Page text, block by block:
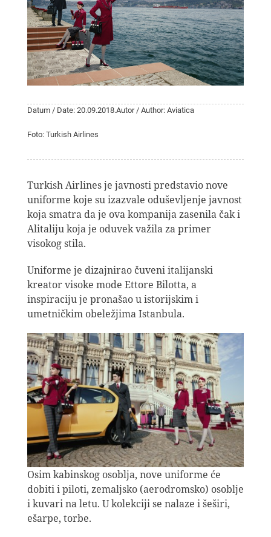
Datum / Date: 20.09.2018.Autor / Author: Aviatica
Foto: Turkish Airlines
Turkish Airlines je javnosti predstavio nove
uniforme koje su izazvale oduševljenje javnost
koja smatra da je ova kompanija zasenila čak i
Alitaliju koja je oduvek važila za primer
visokog stila.
Uniforme je dizajnirao čuveni italijanski
kreator visoke mode Ettore Bilotta, a
inspiraciju je pronašao u istorijskim i
umetničkim obeležjima Istanbula.
Osim kabinskog osoblja, nove uniforme će
dobiti i piloti, zemaljsko (aerodromsko) osoblje
i kuvari na letu. U kolekciji se nalaze i šeširi,
ešarpe, torbe.